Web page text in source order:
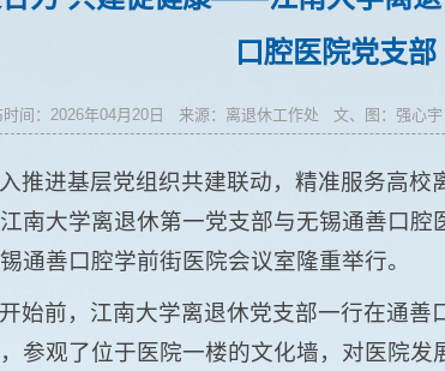
口腔医院党支部
时间：2026年04月20日 来源：离退休工作处 文、图：强心
推进基层党组织共建联动，精准服务高
南大学离退休第一党支部与无锡通善口
通善口腔学前街医院会议室隆重举行。
始前，江南大学离退休党支部一行在通善
参观了位于医院一楼的文化墙，对医院